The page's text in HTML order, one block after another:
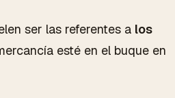
ser las referentes a los
esté en el buque en